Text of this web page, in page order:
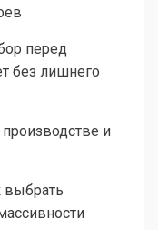
перед
без лишнего
и
выбрать